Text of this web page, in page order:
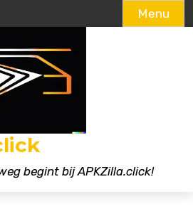
Menu
begint bij APKZilla.click!